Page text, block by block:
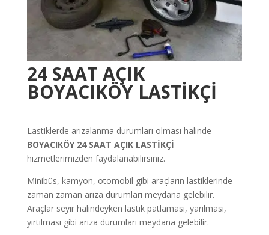
24 SAAT AÇIK
BOYACIKÖY LASTİKÇİ
Lastiklerde arızalanma durumları olması halinde
BOYACIKÖY 24 SAAT AÇIK LASTİKÇİ
hizmetlerimizden faydalanabilirsiniz.
Minibüs, kamyon, otomobil gibi araçların lastiklerinde
zaman zaman arıza durumları meydana gelebilir.
Araçlar seyir halindeyken lastik patlaması, yarılması,
yırtılması gibi arıza durumları meydana gelebilir.